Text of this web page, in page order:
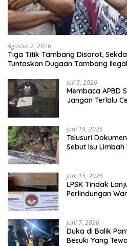
Agustus 7, 2026
Tiga Titik Tambang Disorot,
Tuntaskan Dugaan Tambang Ilegal
Juli 5, 2026
Membaca APBD
Jangan Terlalu
Juni 19, 2026
Telusuri
Sebut Isu
Juni 15, 2026
LPSK Tindak
Perlindungan
Juni 7, 2026
Duka di Balik
Besuki Yang